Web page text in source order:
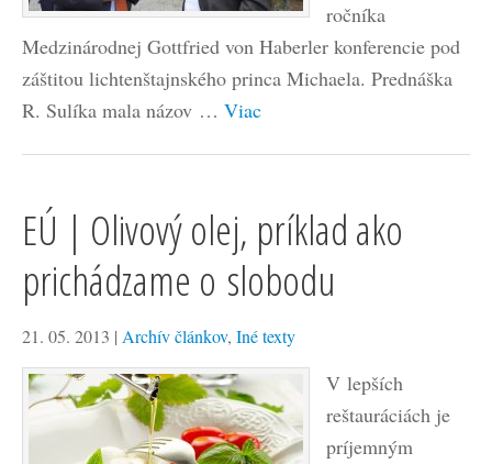
ročníka
Medzinárodnej Gottfried von Haberler konferencie pod
záštitou lichtenštajnského princa Michaela. Prednáška
R. Sulíka mala názov … Viac
EÚ | Olivový olej, príklad ako
prichádzame o slobodu
21. 05. 2013 | Archív článkov, Iné texty
V lepších
reštauráciách je
príjemným